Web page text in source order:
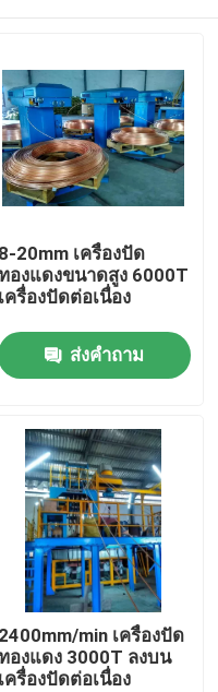
8-20mm เครื่องปัด
องแดงขนาดสูง 6000T
เครื่องปัดต่อเนื่อง
ส่งคำถาม
2400mm/min เครื่องปัด
องแดง 3000T ลงบน
เครื่องปัดต่อเนื่อง